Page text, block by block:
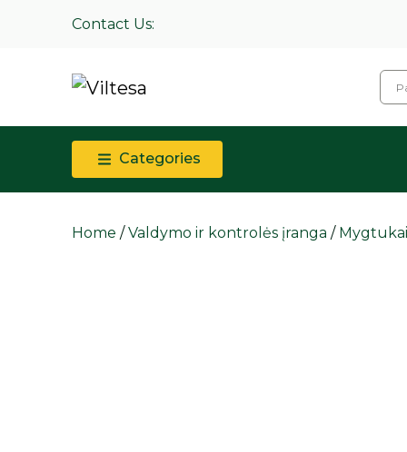
Contact Us:
Categories
Home /Valdymo ir kontrolės įranga /